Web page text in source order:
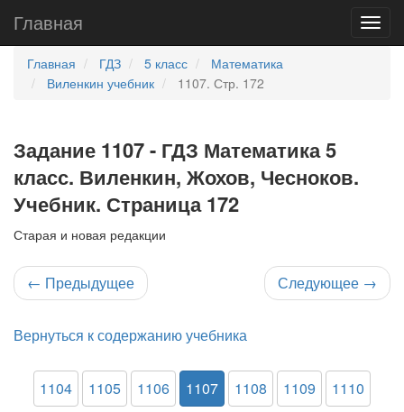
Главная
Главная ГДЗ 5 класс
Математика
Виленкин учебник
1107. Стр. 172
Задание 1107 - ГДЗ Математика 5
класс. Виленкин, Жохов, Чесноков.
Учебник. Страница 172
Старая и новая редакции
← Предыдущее Следующее →
Вернуться к содержанию учебника
1104 1105 1106 1107 1108 1109 1110